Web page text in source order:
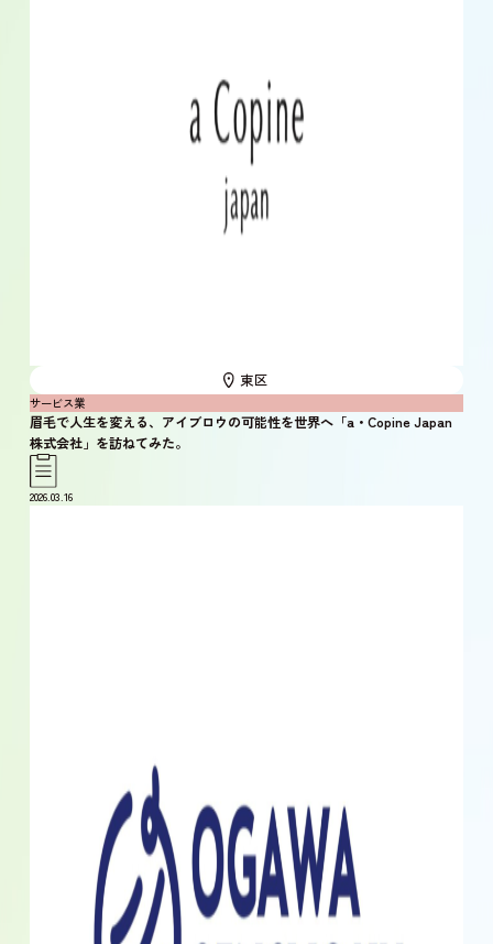
東区
サービス業
眉毛で人生を変える、アイブロウの可能性を世界へ「a・Copine Japan
株式会社」を訪ねてみた。
2026.03.16